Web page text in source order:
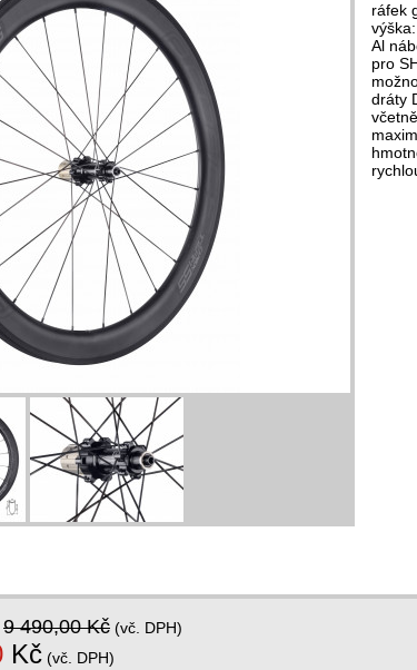
ráfek
Al
pro
dráty
9 490,00 Kč (vč. DPH)
Kč (vč. DPH)